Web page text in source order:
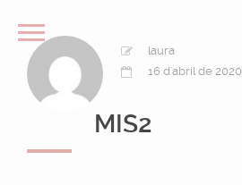
laura
16 d'abril de 2020
MIS2